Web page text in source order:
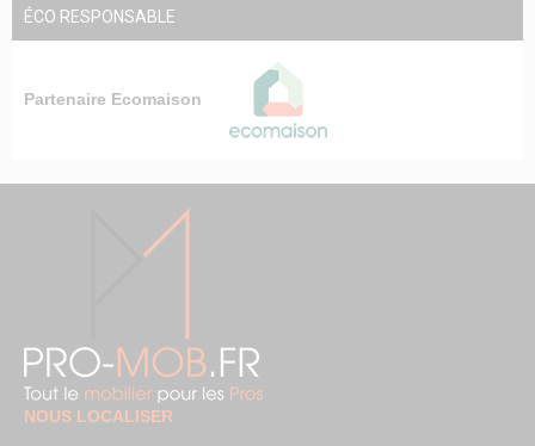
ÉCO RESPONSABLE
Partenaire Ecomaison
NOUS LOCALISER